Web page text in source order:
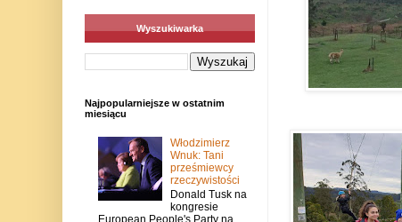
Wyszukiwarka
Najpopularniejsze w ostatnim
miesiącu
Włodzimierz
Wnuk: Tani
prześmiewcy
rzeczywistości
Donald Tusk na
kongresie
European People's Party na